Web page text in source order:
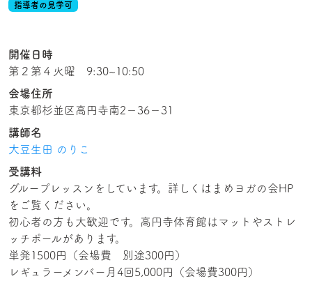
指導者の見学可
開催日時
第２第４火曜 9:30~10:50
会場住所
東京都杉並区高円寺南2−36−31
講師名
大豆生田 のりこ
受講料
グループレッスンをしています。詳しくはまめヨガの会HP
をご覧ください。
初心者の方も大歓迎です。高円寺体育館はマットやストレ
ッチポールがあります。
単発1500円（会場費 別途300円）
レギュラーメンバー月4回5,000円（会場費300円）